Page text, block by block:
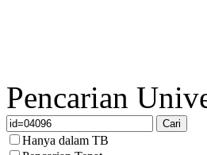
Pencarian
Hanya dalam TB